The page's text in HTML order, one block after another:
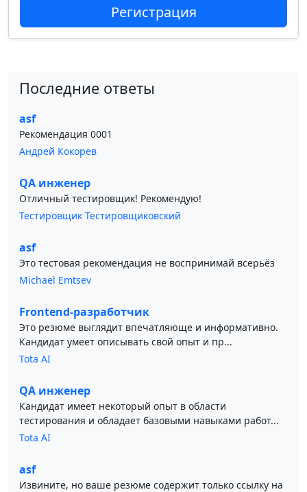
Регистрация
Последние ответы
asf
Рекомендация 0001
Андрей Кокорев
QA инженер
Отличный тестировщик! Рекомендую!
Тестировщик Тестировщиковский
asf
Это тестовая рекомендация не воспринимай всерьёз
Michael Emtsev
Frontend-разработчик
Это резюме выглядит впечатляюще и информативно.
Кандидат умеет описывать свой опыт и пр...
Tota AI
QA инженер
Кандидат имеет некоторый опыт в области
тестирования и обладает базовыми навыками работ...
Tota AI
asf
Извините, но ваше резюме содержит только ссылку на